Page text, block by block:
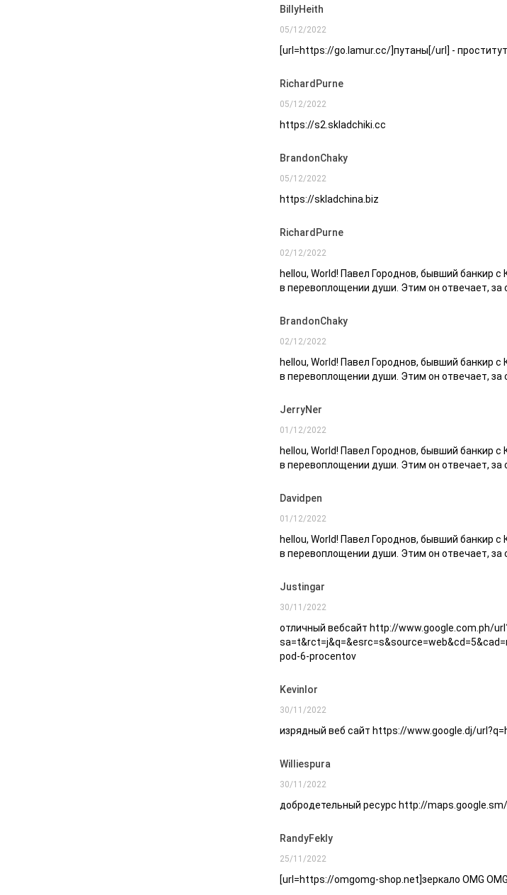
BillyHeith
05/12/2022
[url=https://go.lamur.cc/]путаны[/url] -
RichardPurne
05/12/2022
https://s2.skladchiki.cc
BrandonChaky
05/12/2022
https://skladchina.biz
RichardPurne
02/12/2022
hellou, World! Павел Городнов, бывший банкир
в перевоплощении души. Этим он отвечает, за
BrandonChaky
02/12/2022
hellou, World! Павел Городнов, бывший банкир
в перевоплощении души. Этим он отвечает, за
JerryNer
01/12/2022
hellou, World! Павел Городнов, бывший банкир
в перевоплощении души. Этим он отвечает, за
Davidpen
01/12/2022
hellou, World! Павел Городнов, бывший банкир
в перевоплощении души. Этим он отвечает, за
Justingar
30/11/2022
отличный вебсайт http://www.google.com.ph/
pod-6-procentov
Kevinlor
30/11/2022
изрядный веб сайт https://www.google.dj/
Williespura
30/11/2022
добродетельный ресурс http://
RandyFekly
25/11/2022
[url=https://omgomg-shop.net]зеркало OMG